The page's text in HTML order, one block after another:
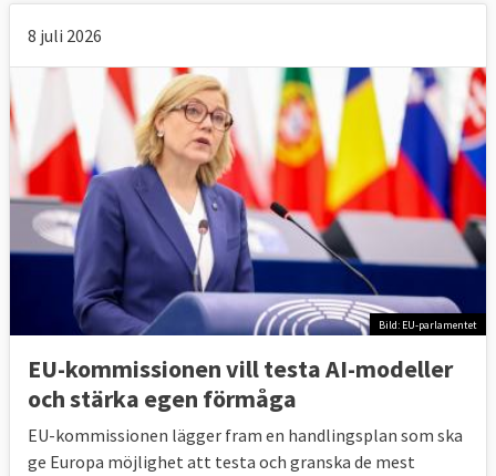
8 juli 2026
Bild: EU-parlamentet
EU-kommissionen vill testa AI-modeller
och stärka egen förmåga
EU-kommissionen lägger fram en handlingsplan som ska
ge Europa möjlighet att testa och granska de mest